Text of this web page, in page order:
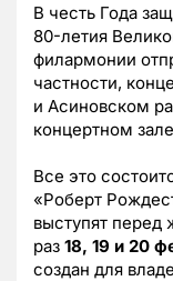
В честь Года
80-летия
филармонии
частности,
и Асиновском
концертном
Все это
«Роберт
выступят
раз 18, 19 и 20
создан для